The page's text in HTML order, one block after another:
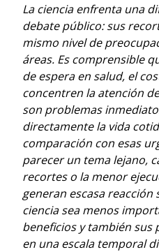
La ciencia enfrenta una
debate público: sus
mismo nivel de
áreas. Es comprensible
de espera en salud, el
concentren la atención
son problemas
directamente la vida
comparación con esas
parecer un tema lejano,
recortes o la menor
generan escasa reacción
ciencia sea menos
beneficios y también sus
en una escala temporal